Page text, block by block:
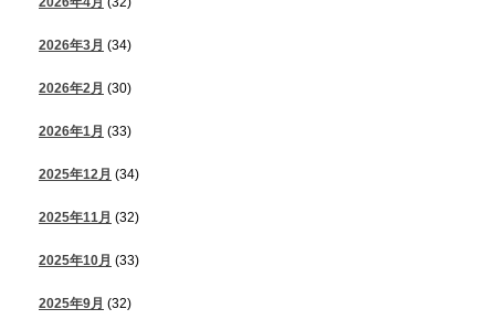
2026年3月 (34)
2026年2月 (30)
2026年1月 (33)
2025年12月 (34)
2025年11月 (32)
2025年10月 (33)
2025年9月 (32)